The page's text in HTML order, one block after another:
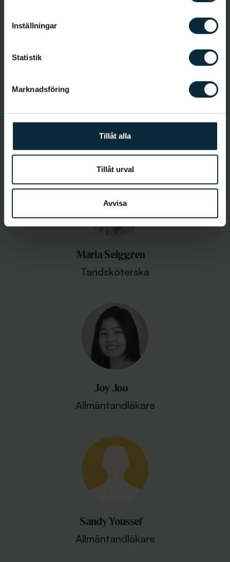
Inställningar
Statistik
Marknadsföring
Tillåt alla
Tillåt urval
Avvisa
Jetmir Kaza
Tandsköterska
Maria Selggren
Tandsköterska
Joy Joo
Allmäntandläkare
Sandy Youssef
Allmäntandläkare